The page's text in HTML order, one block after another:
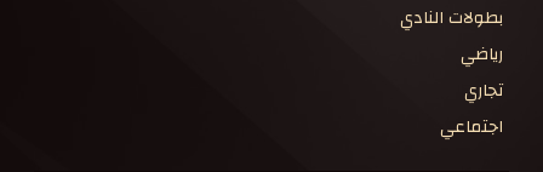
بطولات النادي
رياضي
تجاري
اجتماعي